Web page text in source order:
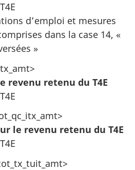
d’emploi et mesures
dans la case 14, «
»
revenu retenu du T4E
le revenu retenu du T4E